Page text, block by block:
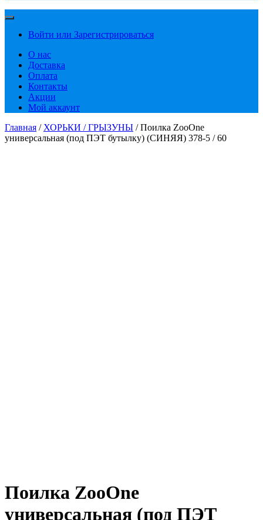
Войти или Зарегистрироваться
О нас
Доставка
Оплата
Контакты
Акции
Мой аккаунт
Главная / ХОРЬКИ / ГРЫЗУНЫ / Поилка ZooOne
универсальная (под ПЭТ бутылку) (СИНЯЯ) 378-5 / 60
Поилка ZooOne
универсальная (под ПЭТ